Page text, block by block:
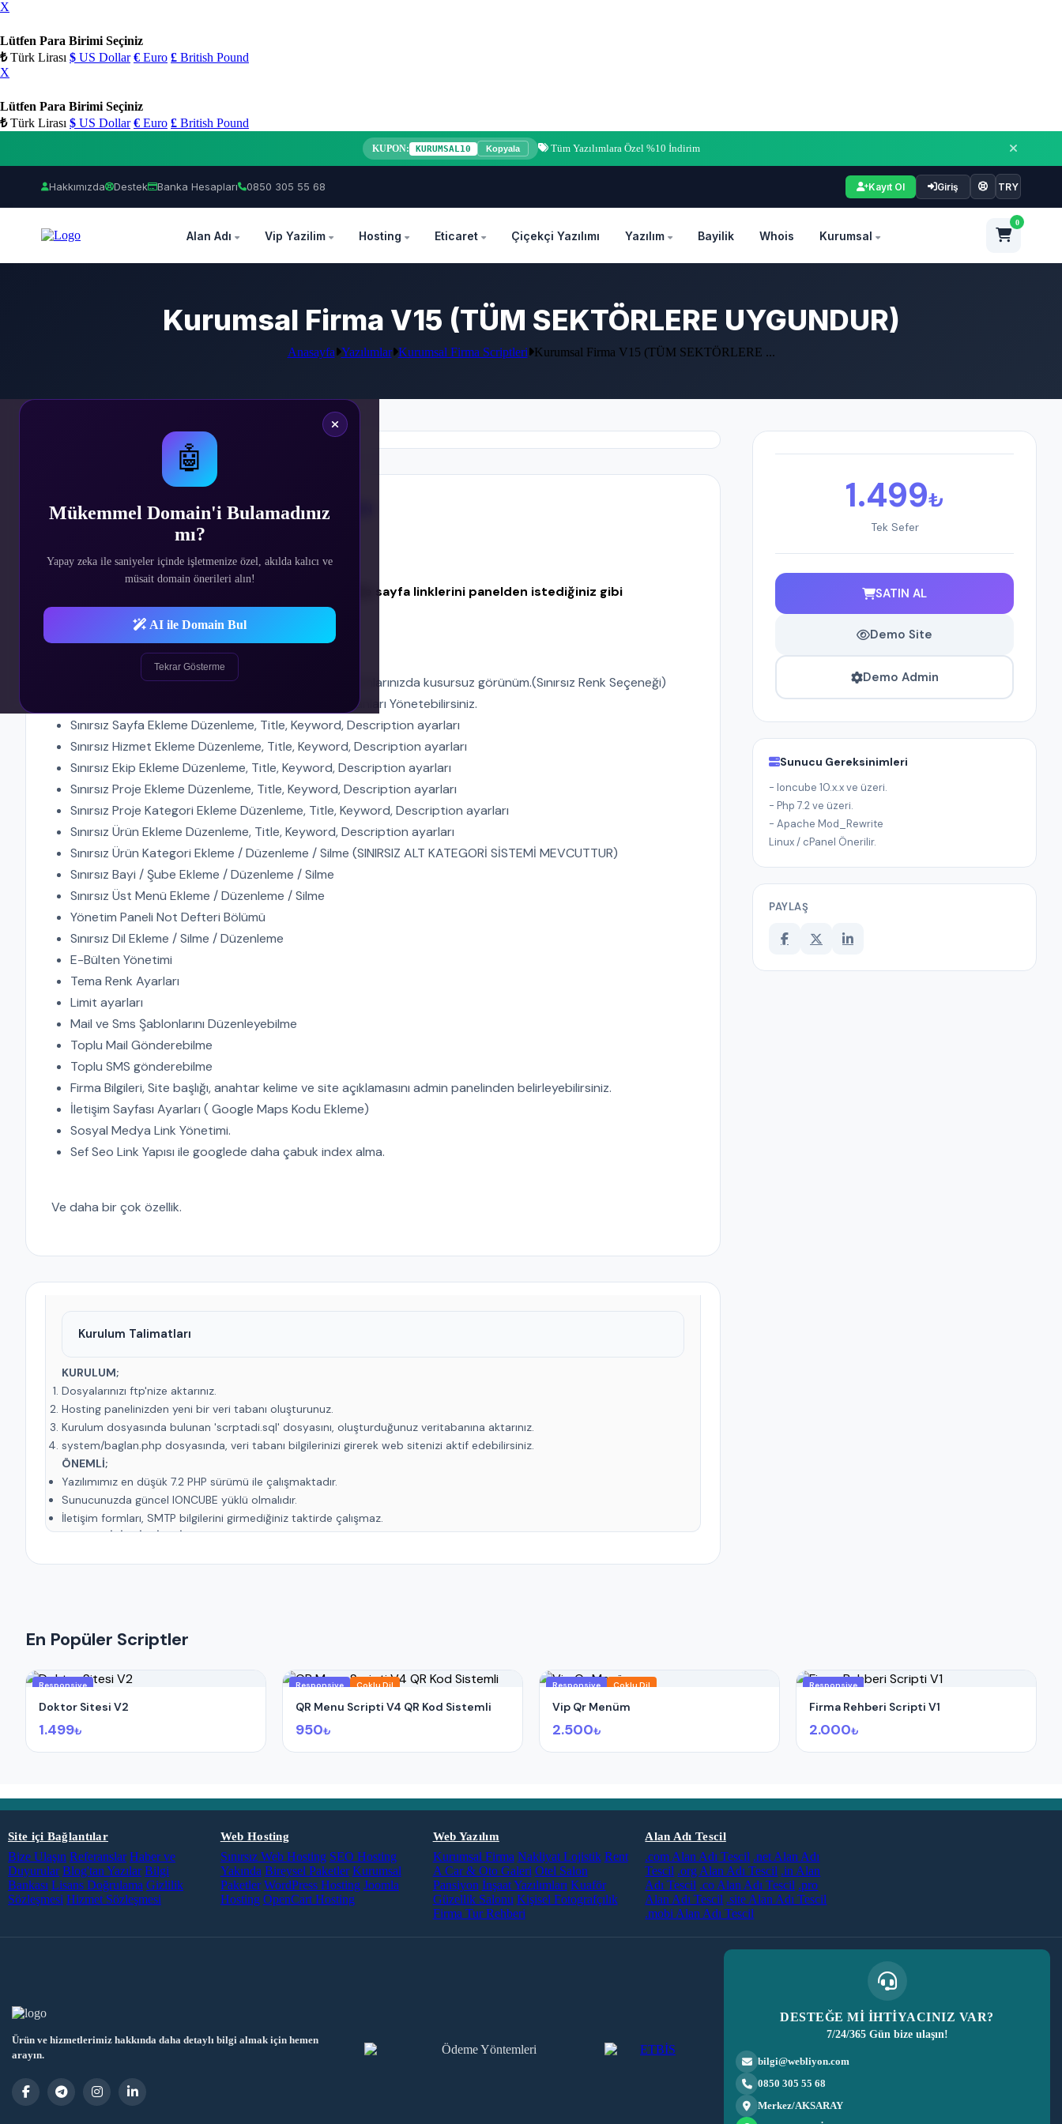
X
Lütfen Para Birimi Seçiniz
₺Türk Lirası $ US Dollar € Euro £ British Pound
X
Lütfen Para Birimi Seçiniz
₺Türk Lirası $ US Dollar € Euro £ British Pound
KUPON: KURUMSAL10 Kopyala Tüm Yazılımlara Özel %10 İndirim
Hakkımızda Destek Banka Hesapları 0850 305 55 68 Kayıt Ol Giriş TRY
Alan Adı Vip Yazilim Hosting Eticaret Çiçekçi Yazılımı Yazılım Bayilik Whois Kurumsal
0
Kurumsal Firma V15 (TÜM SEKTÖRLERE UYGUNDUR)
Anasayfa Yazılımlar Kurumsal Firma Scriptleri Kurumsal Firma V15 (TÜM SEKTÖRLERE ...
🤖
Mükemmel Domain'i Bulamadınız
mı?
Yapay zeka ile saniyeler içinde işletmenize özel, akılda kalıcı ve
müsait domain önerileri alın!
AI ile Domain Bul
Tekrar Gösterme
Yönetim Panelimizi İncelemek İstiyorsanızTIKLAYIN
Admin Panel Giriş Bilgileri
Parola: demo
.htcacess dosyasına bile php kodladık. :) Bu şekilde sayfa linklerini panelden istediğiniz gibi
değiştirebilirsiniz.
Başlıca Özellikler
Responsive Mobil Uyumlu Tasarım. (Tablet ve Telefonlarınızda kusursuz görünüm.(Sınırsız Renk Seçeneği)
Gelişmiş Yönetim Paneli Sayesinde Sitedeki Tüm Alanları Yönetebilirsiniz.
Sınırsız Sayfa Ekleme Düzenleme, Title, Keyword, Description ayarları
Sınırsız Hizmet Ekleme Düzenleme, Title, Keyword, Description ayarları
Sınırsız Ekip Ekleme Düzenleme, Title, Keyword, Description ayarları
Sınırsız Proje Ekleme Düzenleme, Title, Keyword, Description ayarları
Sınırsız Proje Kategori Ekleme Düzenleme, Title, Keyword, Description ayarları
Sınırsız Ürün Ekleme Düzenleme, Title, Keyword, Description ayarları
Sınırsız Ürün Kategori Ekleme / Düzenleme / Silme (SINIRSIZ ALT KATEGORİ SİSTEMİ MEVCUTTUR)
Sınırsız Bayi / Şube Ekleme / Düzenleme / Silme
Sınırsız Üst Menü Ekleme / Düzenleme / Silme
Yönetim Paneli Not Defteri Bölümü
Sınırsız Dil Ekleme / Silme / Düzenleme
E-Bülten Yönetimi
Tema Renk Ayarları
Limit ayarları
Mail ve Sms Şablonlarını Düzenleyebilme
Toplu Mail Gönderebilme
Toplu SMS gönderebilme
Firma Bilgileri, Site başlığı, anahtar kelime ve site açıklamasını admin panelinden belirleyebilirsiniz.
İletişim Sayfası Ayarları ( Google Maps Kodu Ekleme)
Sosyal Medya Link Yönetimi.
Sef Seo Link Yapısı ile googlede daha çabuk index alma.
Ve daha bir çok özellik.
Kurulum Talimatları
KURULUM;
Dosyalarınızı ftp'nize aktarınız.
Hosting panelinizden yeni bir veri tabanı oluşturunuz.
Kurulum dosyasında bulunan 'scrptadi.sql' dosyasını, oluşturduğunuz veritabanına aktarınız.
system/baglan.php dosyasında, veri tabanı bilgilerinizi girerek web sitenizi aktif edebilirsiniz.
ÖNEMLİ;
Yazılımımız en düşük 7.2 PHP sürümü ile çalışmaktadır.
Sunucunuzda güncel IONCUBE yüklü olmalıdır.
İletişim formları, SMTP bilgilerini girmediğiniz taktirde çalışmaz.
ADMIN GİRİŞ BİLGİLERİ(Standart);
1.499₺
Tek Sefer
SATIN AL
Demo Site
Demo Admin
Sunucu Gereksinimleri
- Ioncube 10.x.x ve üzeri.
- Php 7.2 ve üzeri.
- Apache Mod_Rewrite
Linux / cPanel Önerilir.
PAYLAŞ
En Popüler Scriptler
Responsive
Doktor Sitesi V2
1.499₺
Responsive Çoklu Dil
QR Menu Scripti V4 QR Kod Sistemli
950₺
Responsive Çoklu Dil
Vip Qr Menüm
2.500₺
Responsive
Firma Rehberi Scripti V1
2.000₺
Site içi Bağlantılar
Bize Ulaşın Referanslar Haber ve
Duyurular Blog'tan Yazılar Bilgi
Bankası Lisans Doğrulama Gizlilik
Sözleşmesi Hizmet Sözleşmesi
Web Hosting
Sınırsız Web Hosting SEO Hosting
Yakında Bireysel Paketler Kurumsal
Paketler WordPress Hosting Joomla
Hosting OpenCart Hosting
Web Yazılım
Kurumsal Firma Nakliyat Lojistik Rent
A Car & Oto Galeri Otel Salon
Pansiyon İnşaat Yazılımları Kuaför
Güzellik Salonu Kişisel Fotografçılık
Firma Tur Rehberi
Alan Adı Tescil
.com Alan Adı Tescil .net Alan Adı
Tescil .org Alan Adı Tescil .in Alan
Adı Tescil .co Alan Adı Tescil .pro
Alan Adı Tescil .site Alan Adı Tescil
.mobi Alan Adı Tescil
Ürün ve hizmetlerimiz hakkında daha detaylı bilgi almak için hemen
arayın.
DESTEĞE Mİ İHTİYACINIZ VAR?
7/24/365 Gün bize ulaşın!
bilgi@webliyon.com
0850 305 55 68
Merkez/AKSARAY